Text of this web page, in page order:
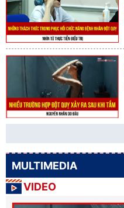
MULTIMEDIA
VIDEO